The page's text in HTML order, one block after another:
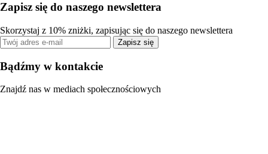
Zapisz się do naszego newslettera
Skorzystaj z 10% zniżki, zapisując się do naszego newslettera
Zapisz się
Bądźmy w kontakcie
Znajdź nas w mediach społecznościowych